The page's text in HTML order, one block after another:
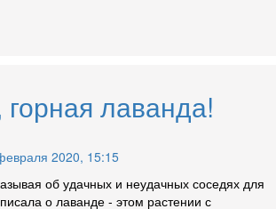
лаванда!
2020, 15:15
об удачных и неудачных соседях для
о лаванде - этом растении с